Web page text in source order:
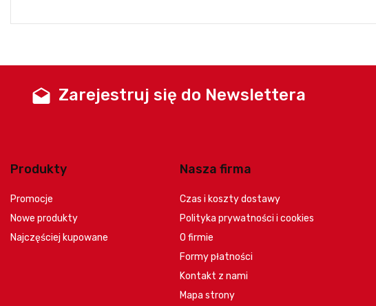
drafts Zarejestruj się do Newslettera
Produkty
Promocje
Nowe produkty
Najczęściej kupowane
Nasza firma
Czas i koszty dostawy
Polityka prywatności i cookies
O firmie
Formy płatności
Kontakt z nami
Mapa strony